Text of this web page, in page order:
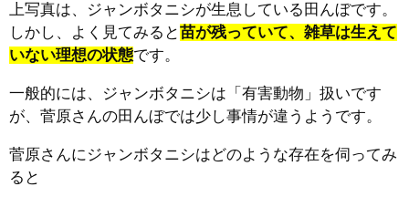
上写真は、ジャンボタニシが生息している田んぼです。
しかし、よく見てみると苗が残っていて、雑草は生えて
いない理想の状態です。
一般的には、ジャンボタニシは「有害動物」扱いです
が、菅原さんの田んぼでは少し事情が違うようです。
菅原さんにジャンボタニシはどのような存在を伺ってみ
ると